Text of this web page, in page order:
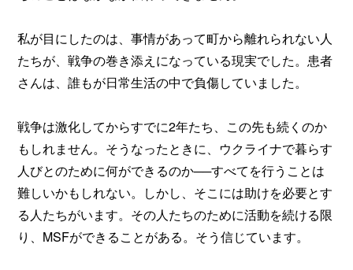
私が目にしたのは、事情があって町から離れられない人
たちが、戦争の巻き添えになっている現実でした。患者
さんは、誰もが日常生活の中で負傷していました。
戦争は激化してからすでに2年たち、この先も続くのか
もしれません。そうなったときに、ウクライナで暮らす
人びとのために何ができるのか──すべてを行うことは
難しいかもしれない。しかし、そこには助けを必要とす
る人たちがいます。その人たちのために活動を続ける限
り、MSFができることがある。そう信じています。